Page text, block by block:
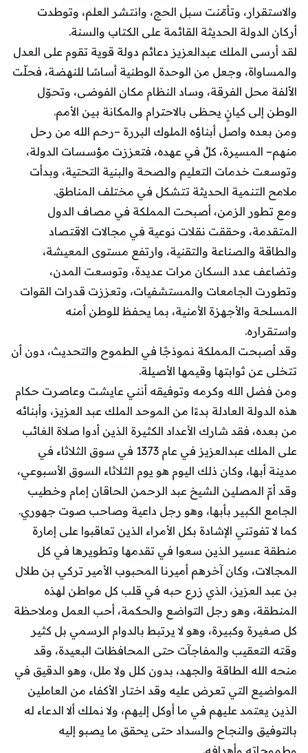
والاستقرار، وتأمّنت سبل الحج، وانتشر العلم، وتوطدت
أركان الدولة الحديثة القائمة على الكتاب والسنة.
لقد أرسى الملك عبدالعزيز دعائم دولة قوية تقوم على العدل
والمساواة، وجعل من الوحدة الوطنية أساسًا للنهضة، فحلّت
الألفة محل الفرقة، وساد النظام مكان الفوضى، وتحوّل
الوطن إلى كيانٍ يحظى بالاحترام والمكانة بين الأمم.
ومن بعده واصل أبناؤه الملوك البررة –رحم الله من رحل
منهم– المسيرة، كلٌ في عهده، فتعززت مؤسسات الدولة،
وتوسعت خدمات التعليم والصحة والبنية التحتية، وبدأت
ملامح التنمية الحديثة تتشكل في مختلف المناطق.
ومع تطور الزمن، أصبحت المملكة في مصاف الدول
المتقدمة، وحققت نقلات نوعية في مجالات الاقتصاد
والطاقة والصناعة والتقنية، وارتفع مستوى المعيشة،
وتضاعف عدد السكان مرات عديدة، وتوسعت المدن،
وتطورت الجامعات والمستشفيات، وتعززت قدرات القوات
المسلحة والأجهزة الأمنية، بما يحفظ للوطن أمنه
واستقراره.
وقد أصبحت المملكة نموذجًا في الطموح والتحديث، دون أن
تتخلى عن ثوابتها وقيمها الأصيلة.
ومن فضل الله وكرمه وتوفيقه أنني عايشت وعاصرت حكام
هذه الدولة العادلة بدءًا من الموحد الملك عبد العزيز، وأبنائه
من بعده، فقد شارك الأعداد الكثيرة الذين أدوا صلاة الغائب
على الملك عبدالعزيز في عام 1373 في سوق الثلاثاء في
مدينة أبها، وكان ذلك اليوم هو يوم الثلاثاء السوق الأسبوعي،
وقد أمّ المصلين الشيخ عبد الرحمن الحاقان إمام وخطيب
الجامع الكبير بأبها، وهو رجل داعية وصاحب صوت جهوري.
كما لا تفوتني الإشادة بكل الأمراء الذين تعاقبوا على إمارة
منطقة عسير الذين سعوا في تقدمها وتطويرها في كل
المجالات، وكان آخرهم أميرنا المحبوب الأمير تركي بن طلال
بن عبد العزيز، الذي زرع حبه في قلب كل مواطن لهذه
المنطقة، وهو رجل التواضع والحكمة، أحب العمل وملاحظة
كل صغيرة وكبيرة، وهو لا يرتبط بالدوام الرسمي بل كثير
وقته التعقيب والمفاجآت حتى المحافظات البعيدة، وقد
منحه الله الطاقة والجهد، بدون كلل ولا ملل، وهو الدقيق في
المواضيع التي تعرض عليه وقد اختار الأكفاء من العاملين
الذين يعتمد عليهم في ما أوكل إليهم، ولا نملك ألا الدعاء له
بالتوفيق والنجاح والسداد حتى يحقق ما يصبو إليه